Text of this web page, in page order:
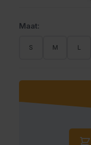
Maat:
S M L
Aantal